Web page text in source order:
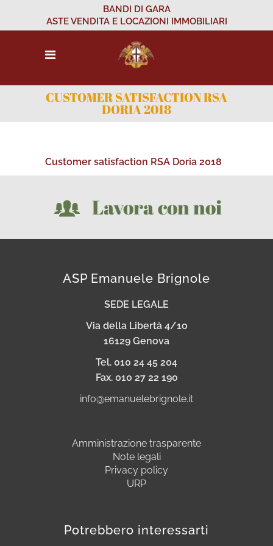
BANDI DI GARA
ASTE VENDITA E LOCAZIONI IMMOBILIARI
CUSTOMER SATISFACTION RSA
DORIA 2018
Customer satisfaction RSA Doria 2018
Lavora con noi
ASP Emanuele Brignole
SEDE LEGALE
Via della Libertà 4/1o
16129 Genova
Tel. 010 24 45 204
Fax. 010 27 22 190
info@emanuelebrignole.it
Amministrazione trasparente
Note legali
Privacy policy
URP
Potrebbero interessarti